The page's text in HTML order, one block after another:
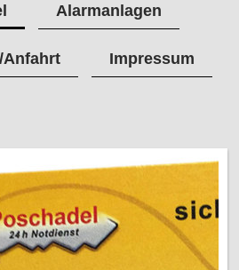
Alarmanlagen
Impressum